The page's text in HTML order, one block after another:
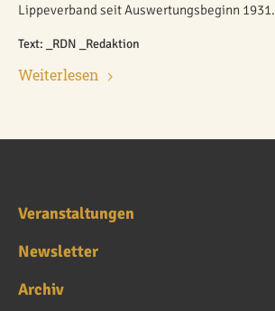
Lippeverband seit Auswertungsbeginn 1931.
Text: _RDN _Redaktion
Weiterlesen
Veranstaltungen
Newsletter
Archiv